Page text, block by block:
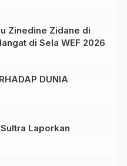
Zinedine Zidane di
di Sela WEF 2026
DUNIA
Laporkan